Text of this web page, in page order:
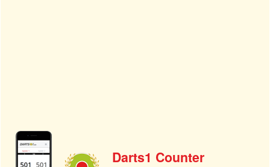
Darts1 Counter